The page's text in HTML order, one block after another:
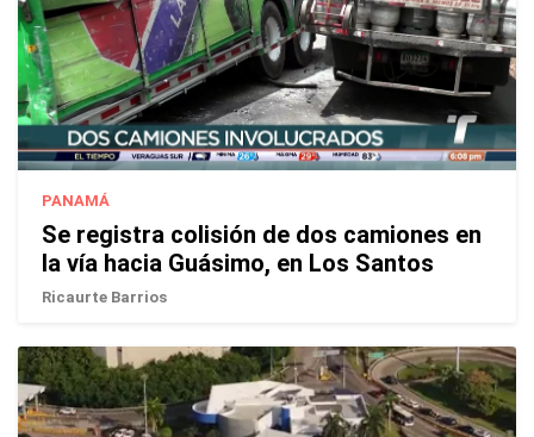
PANAMÁ
Se registra colisión de dos camiones en
la vía hacia Guásimo, en Los Santos
Ricaurte Barrios